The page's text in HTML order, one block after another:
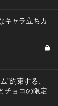
キャラ立ちカ
”約束する、
チョコの限定